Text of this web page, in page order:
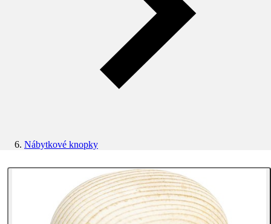
Nábytkové knopky